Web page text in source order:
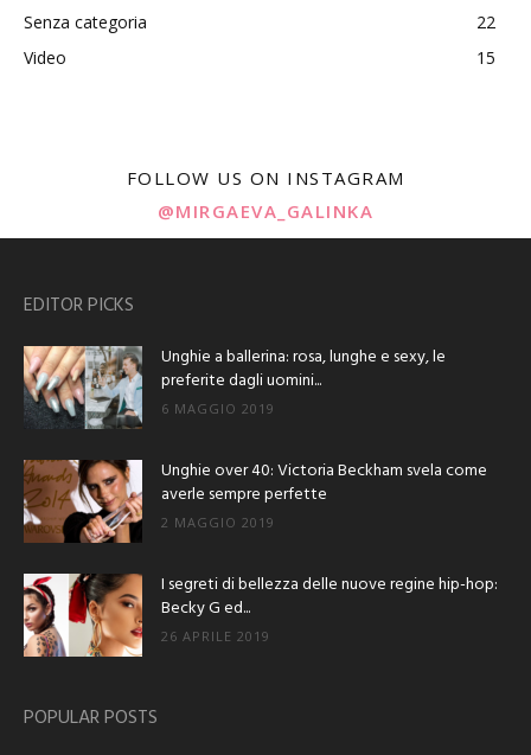
Senza categoria
22
Video
15
FOLLOW US ON INSTAGRAM
@MIRGAEVA_GALINKA
EDITOR PICKS
Unghie a ballerina: rosa, lunghe e sexy, le
preferite dagli uomini...
6 MAGGIO 2019
Unghie over 40: Victoria Beckham svela come
averle sempre perfette
2 MAGGIO 2019
I segreti di bellezza delle nuove regine hip-hop:
Becky G ed...
26 APRILE 2019
POPULAR POSTS